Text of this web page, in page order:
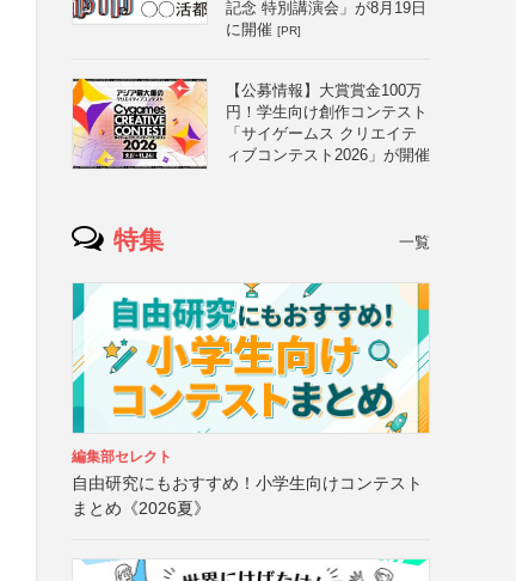
記念 特別講演会」が8月19日
に開催 [PR]
【公募情報】大賞賞金100万
円！学生向け創作コンテスト
「サイゲームス クリエイテ
ィブコンテスト2026」が開催
特集 一覧
編集部セレクト
自由研究にもおすすめ！小学生向けコンテスト
まとめ《2026夏》